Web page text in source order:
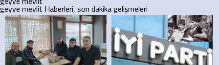
geyve mevlit Haberleri, son dakika gelişmeleri